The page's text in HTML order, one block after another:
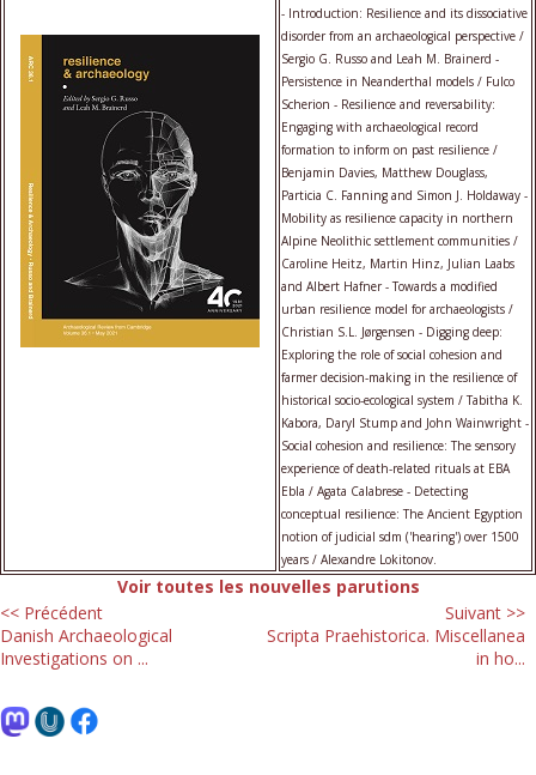
- Introduction: Resilience and its dissociative
disorder from an archaeological perspective /
Sergio G. Russo and Leah M. Brainerd -
Persistence in Neanderthal models / Fulco
Scherion - Resilience and reversability:
Engaging with archaeological record
formation to inform on past resilience /
Benjamin Davies, Matthew Douglass,
Particia C. Fanning and Simon J. Holdaway -
Mobility as resilience capacity in northern
Alpine Neolithic settlement communities /
Caroline Heitz, Martin Hinz, Julian Laabs
and Albert Hafner - Towards a modified
urban resilience model for archaeologists /
Christian S.L. Jørgensen - Digging deep:
Exploring the role of social cohesion and
farmer decision-making in the resilience of
historical socio-ecological system / Tabitha K.
Kabora, Daryl Stump and John Wainwright -
Social cohesion and resilience: The sensory
experience of death-related rituals at EBA
Ebla / Agata Calabrese - Detecting
conceptual resilience: The Ancient Egyption
notion of judicial sdm ('hearing') over 1500
years / Alexandre Lokitonov.
Voir toutes les nouvelles parutions
<< Précédent
Danish Archaeological
Investigations on ...
Suivant >>
Scripta Praehistorica. Miscellanea
in ho...